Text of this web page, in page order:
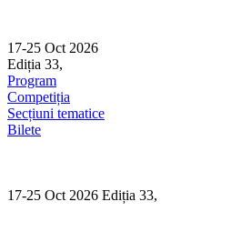
content
17-25 Oct 2026
Ediția 33,
Program
Competiția
Secțiuni tematice
Bilete
17-25 Oct 2026 Ediția 33,